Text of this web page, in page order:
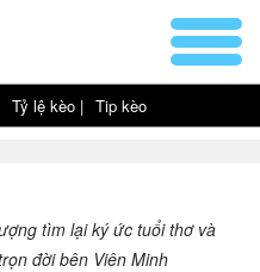
Tỷ lệ kèo | Tip kèo
tìm lại ký ức tuổi thơ và
đời bên Viên Minh